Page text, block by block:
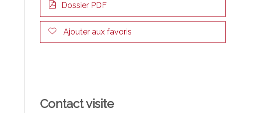
Dossier PDF
Ajouter aux favoris
Contact visite